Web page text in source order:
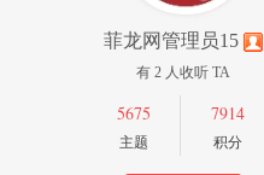
菲龙网管理员15
有 2 人收听 TA
5675
主题
7914
积分